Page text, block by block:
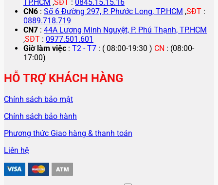
TP.HCM ,SĐT : 0845.15.15.16
CN6 : Số 6 Đường 297, P. Phước Long, TP.HCM ,SĐT :
0889.718.719
CN7 : 44A Lương Minh Nguyệt, P. Phú Thạnh, TP.HCM
,SĐT : 0977.501.601
Giờ làm việc : T2 - T7 : ( 08:00-19:30 ) CN : (08:00-
17:00)
HỖ TRỢ KHÁCH HÀNG
Chính sách bảo mật
Chính sách bảo hành
Phương thức Giao hàng & thanh toán
Liên hệ